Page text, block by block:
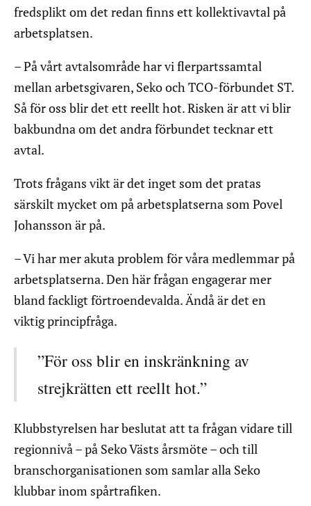
fredsplikt om det redan finns ett kollektivavtal på
arbetsplatsen.
– På vårt avtalsområde har vi flerpartssamtal
mellan arbetsgivaren, Seko och TCO-förbundet ST.
Så för oss blir det ett reellt hot. Risken är att vi blir
bakbundna om det andra förbundet tecknar ett
avtal.
Trots frågans vikt är det inget som det pratas
särskilt mycket om på arbetsplatserna som Povel
Johansson är på.
– Vi har mer akuta problem för våra medlemmar på
arbetsplatserna. Den här frågan engagerar mer
bland fackligt förtroendevalda. Ändå är det en
viktig principfråga.
”För oss blir en inskränkning av
strejkrätten ett reellt hot.”
Klubbstyrelsen har beslutat att ta frågan vidare till
regionnivå – på Seko Västs årsmöte – och till
branschorganisationen som samlar alla Seko
klubbar inom spårtrafiken.